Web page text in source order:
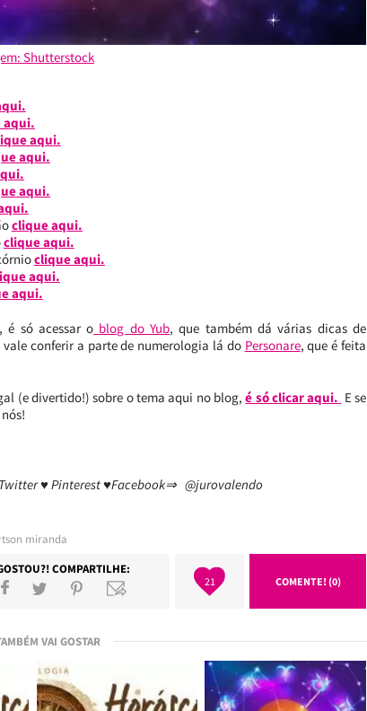
Shutterstock
aqui.
aqui.
aqui.
aqui.
clique aqui.
clique aqui.
clique aqui.
aqui.
aqui.
é só acessar o blog do Yub, que também dá várias dicas de
conferir a parte de numerologia lá do Personare, que é feita
(e divertido!) sobre o tema aqui no blog,é só clicar aqui. E se
♥ Pinterest ♥Facebook⇒ @jurovalendo
miranda
COMPARTILHE:
21 COMENTE! (0)
VAI GOSTAR